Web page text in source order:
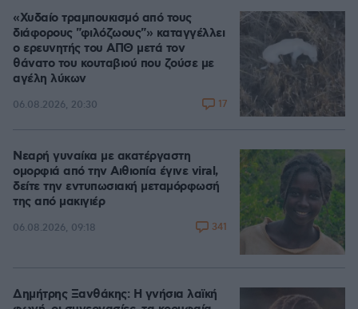
«Χυδαίο τραμπουκισμό από τους
διάφορους "φιλόζωους"» καταγγέλλει
ο ερευνητής του ΑΠΘ μετά τον
θάνατο του κουταβιού που ζούσε με
αγέλη λύκων
06.08.2026, 20:30 17
Νεαρή γυναίκα με ακατέργαστη
ομορφιά από την Αιθιοπία έγινε viral,
δείτε την εντυπωσιακή μεταμόρφωσή
της από μακιγιέρ
06.08.2026, 09:18 341
Δημήτρης Ξανθάκης: Η γνήσια λαϊκή